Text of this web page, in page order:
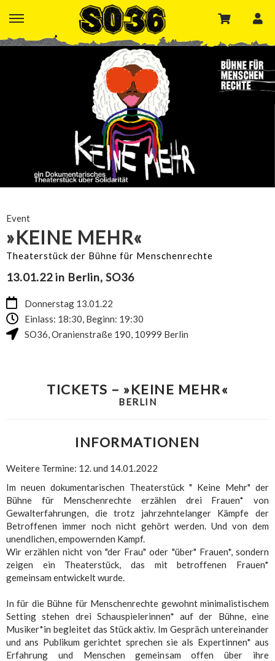
Event
»KEINE MEHR«
Theaterstück der Bühne für Menschenrechte
13.01.22 in Berlin, SO36
Donnerstag 13.01.22
Einlass: 18:30, Beginn: 19:30
SO36 Oranienstraße 190 10999 Berlin
TICKETS – »KEINE MEHR«
BERLIN
INFORMATIONEN
Weitere Termine: 12. und 14.01.2022
Im neuen dokumentarischen Theaterstück " Keine Mehr" der
Bühne für Menschenrechte erzählen drei Frauen* von
Gewalterfahrungen, die trotz jahrzehntelanger Kämpfe der
Betroffenen immer noch nicht gehört werden. Und von dem
unendlichen, empowernden Kampf.
Wir erzählen nicht von "der Frau" oder "über" Frauen*, sondern
zeigen ein Theaterstück, das mit betroffenen Frauen*
gemeinsam entwickelt wurde.
In für die Bühne für Menschenrechte gewohnt minimalistischem
Setting stehen drei Schauspielerinnen* auf der Bühne, eine
Musiker*in begleitet das Stück aktiv. Im Gespräch untereinander
und ans Publikum gerichtet sprechen sie als Expertinnen* aus
Erfahrung und Menschen gemeinsam offen über ihre